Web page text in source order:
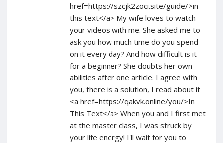
href=https://szcjk2zoci.site/guide/>in
this text</a> My wife loves to watch
your videos with me. She asked me to
ask you how much time do you spend
on it every day? And how difficult is it
for a beginner? She doubts her own
abilities after one article. I agree with
you, there is a solution, I read about it
<a href=https://qakvk.online/you/>In
This Text</a> When you and I first met
at the master class, I was struck by
your life energy! I'll wait for you to